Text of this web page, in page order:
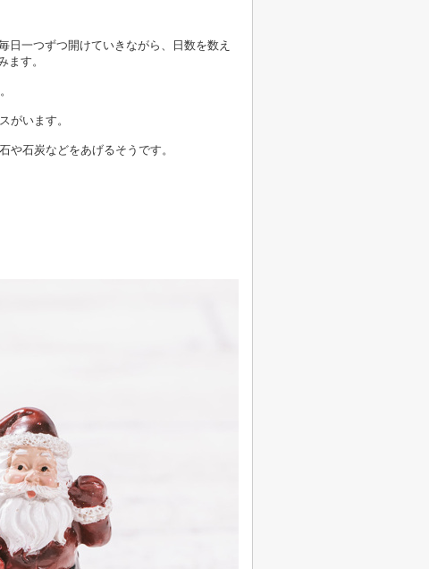
日一つずつ開けていきながら、日数を数え
ます。
がいます。
や石炭などをあげるそうです。